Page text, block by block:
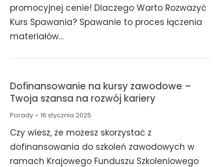
promocyjnej cenie! Dlaczego Warto Rozważyć
Kurs Spawania? Spawanie to proces łączenia
materiałów…
Dofinansowanie na kursy zawodowe –
Twoja szansa na rozwój kariery
Porady 16 stycznia 2025
Czy wiesz, że możesz skorzystać z
dofinansowania do szkoleń zawodowych w
ramach Krajowego Funduszu Szkoleniowego